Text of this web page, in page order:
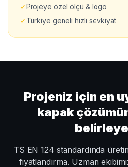
✓Projeye özel ölçü & logo
✓Türkiye geneli hızlı sevkiyat
Projeniz için en
kapak
TS EN 124 standardında
fiyatlandırma. Uzman